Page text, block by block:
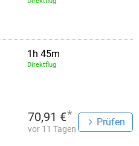
1h 45m
Direktflug
70,91 €*
vor 11 Tagen
Prüfen